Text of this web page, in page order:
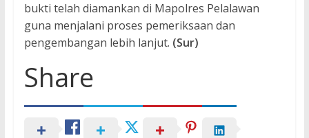
bukti telah diamankan di Mapolres Pelalawan
guna menjalani proses pemeriksaan dan
pengembangan lebih lanjut. (Sur)
Share